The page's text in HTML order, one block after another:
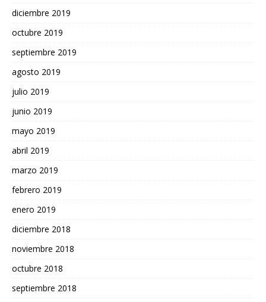
diciembre 2019
octubre 2019
septiembre 2019
agosto 2019
julio 2019
junio 2019
mayo 2019
abril 2019
marzo 2019
febrero 2019
enero 2019
diciembre 2018
noviembre 2018
octubre 2018
septiembre 2018